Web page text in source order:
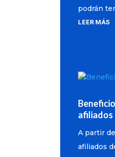
podrán
LEER MÁS
afiliados
A partir
afiliados